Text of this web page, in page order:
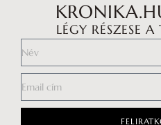
LÉGY RÉSZESE